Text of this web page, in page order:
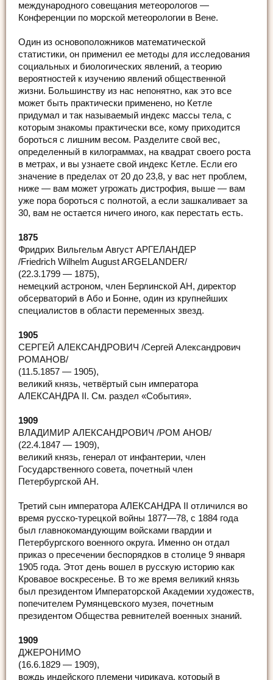
международного совещания метеорологов —
Конференции по морской метеорологии в Вене.
Один из основоположников математической
статистики, он применил ее методы для исследования
социальных и биологических явлений, а теорию
вероятностей к изучению явлений общественной
жизни. Большинству из нас непонятно, как это все
может быть практически применено, но Кетле
придумал и так называемый индекс массы тела, с
которым знакомы практически все, кому приходится
бороться с лишним весом. Разделите свой вес,
определенный в килограммах, на квадрат своего роста
в метрах, и вы узнаете свой индекс Кетле. Если его
значение в пределах от 20 до 23,8, у вас нет проблем,
ниже — вам может угрожать дистрофия, выше — вам
уже пора бороться с полнотой, а если зашкаливает за
30, вам не остается ничего иного, как перестать есть.
1875
Фридрих Вильгельм Август АРГЕЛАНДЕР
/Friedrich Wilhelm August ARGELANDER/
(22.3.1799 — 1875),
немецкий астроном, член Берлинской АН, директор
обсерваторий в Або и Бонне, один из крупнейших
специалистов в области переменных звезд.
1905
СЕРГЕЙ АЛЕКСАНДРОВИЧ /Сергей Александрович
РОМАНОВ/
(11.5.1857 — 1905),
великий князь, четвёртый сын императора
АЛЕКСАНДРА II. См. раздел «События».
1909
ВЛАДИМИР АЛЕКСАНДРОВИЧ /РОМ АНОВ/
(22.4.1847 — 1909),
великий князь, генерал от инфантерии, член
Государственного совета, почетный член
Петербургской АН.
Третий сын императора АЛЕКСАНДРА II отличился во
время русско-турецкой войны 1877—78, с 1884 года
был главнокомандующим войсками гвардии и
Петербургского военного округа. Именно он отдал
приказ о пресечении беспорядков в столице 9 января
1905 года. Этот день вошел в русскую историю как
Кровавое воскресенье. В то же время великий князь
был президентом Императорской Академии художеств,
попечителем Румянцевского музея, почетным
президентом Общества ревнителей военных знаний.
1909
ДЖЕРОНИМО
(16.6.1829 — 1909),
вождь индейского племени чирикауа, который в